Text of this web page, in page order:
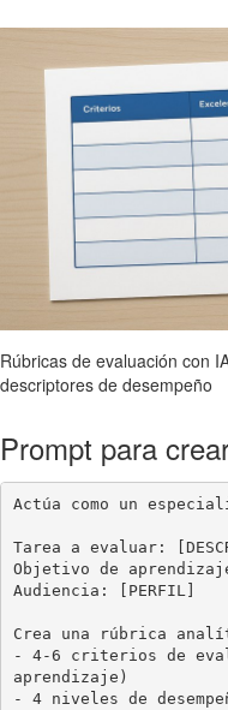
Rúbricas de evaluación con
descriptores de desempeño
Prompt para
Actúa como un
Tarea a evaluar:
Objetivo de
Audiencia: [PERFIL]
Crea una rúbrica
- 4-6 criterios de
aprendizaje)
- 4 niveles de